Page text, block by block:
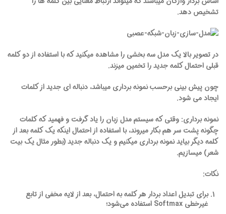
تشخیص دهد.
در تصویر بالا یک مدل سه بخشی را مشاهده میکنید که با استفاده از دو کلمه
قبلی احتمال کلمه جدید را تخمین میزند.
چون پیش بینی برحسب نمونه برداری میباشد، دنباله ای جدید از کلمات
ایجاد می شود.
نمونه برداری: وقتی که سیستم مدل زبان را یاد گرفت و فهمید که کلمات
چگونه پشت سر هم بکار میروند، با استفاده از احتمال اینکه یک کلمه بعد از
کلمه دیگر بیاید نمونه برداری میکنیم و یک دنباله جدید (بطور مثال یک بیت
شعر) میسازیم.
نکات:
برای تبدیل اعداد بردار هر کلمه به احتمال، بعد از لایه مخفی از تابع
غیرخطی Softmax استفاده می‌شود؛